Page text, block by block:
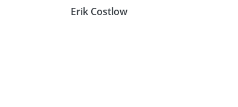
Erik Costlow